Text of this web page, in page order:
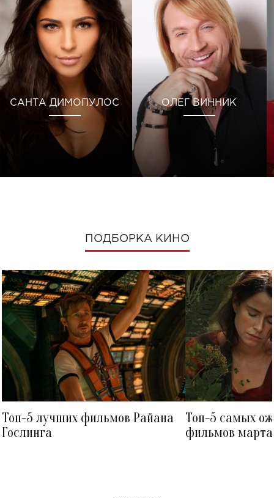
САНТА ДИМОПУЛОС ОЛЕГ ВИННИК
ПОДБОРКА КИНО
Топ-5 лучших фильмов Райана
Гослинга
Топ-5 самых
фильмов